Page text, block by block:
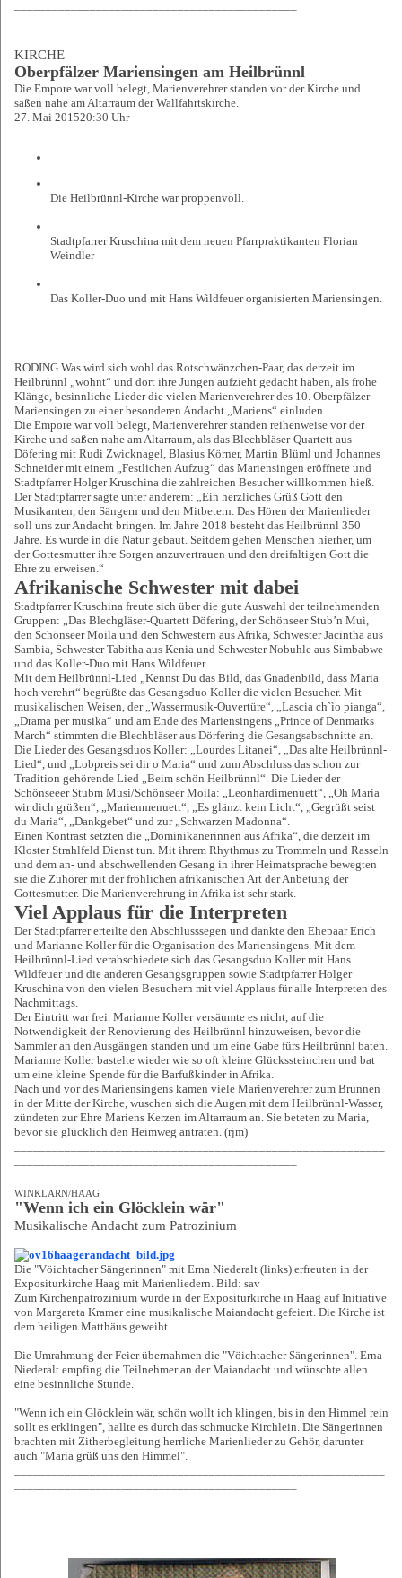
KIRCHE
Oberpfälzer Mariensingen am Heilbrünnl
Die Empore war voll belegt, Marienverehrer standen vor der Kirche und
saßen nahe am Altarraum der Wallfahrtskirche.
27. Mai 201520:30 Uhr
Die Heilbrünnl-Kirche war proppenvoll.
Stadtpfarrer Kruschina mit dem neuen Pfarrpraktikanten Florian
Weindler
Das Koller-Duo und mit Hans Wildfeuer organisierten Mariensingen.
RODING.Was wird sich wohl das Rotschwänzchen-Paar, das derzeit im
Heilbrünnl „wohnt“ und dort ihre Jungen aufzieht gedacht haben, als frohe
Klänge, besinnliche Lieder die vielen Marienverehrer des 10. Oberpfälzer
Mariensingen zu einer besonderen Andacht „Mariens“ einluden.
Die Empore war voll belegt, Marienverehrer standen reihenweise vor der
Kirche und saßen nahe am Altarraum, als das Blechbläser-Quartett aus
Döfering mit Rudi Zwicknagel, Blasius Körner, Martin Blüml und Johannes
Schneider mit einem „Festlichen Aufzug“ das Mariensingen eröffnete und
Stadtpfarrer Holger Kruschina die zahlreichen Besucher willkommen hieß.
Der Stadtpfarrer sagte unter anderem: „Ein herzliches Grüß Gott den
Musikanten, den Sängern und den Mitbetern. Das Hören der Marienlieder
soll uns zur Andacht bringen. Im Jahre 2018 besteht das Heilbrünnl 350
Jahre. Es wurde in die Natur gebaut. Seitdem gehen Menschen hierher, um
der Gottesmutter ihre Sorgen anzuvertrauen und den dreifaltigen Gott die
Ehre zu erweisen.“
Afrikanische Schwester mit dabei
Stadtpfarrer Kruschina freute sich über die gute Auswahl der teilnehmenden
Gruppen: „Das Blechgläser-Quartett Döfering, der Schönseer Stub’n Mui,
den Schönseer Moila und den Schwestern aus Afrika, Schwester Jacintha aus
Sambia, Schwester Tabitha aus Kenia und Schwester Nobuhle aus Simbabwe
und das Koller-Duo mit Hans Wildfeuer.
Mit dem Heilbrünnl-Lied „Kennst Du das Bild, das Gnadenbild, dass Maria
hoch verehrt“ begrüßte das Gesangsduo Koller die vielen Besucher. Mit
musikalischen Weisen, der „Wassermusik-Ouvertüre“, „Lascia ch`ìo pianga“,
„Drama per musika“ und am Ende des Mariensingens „Prince of Denmarks
March“ stimmten die Blechbläser aus Dörfering die Gesangsabschnitte an.
Die Lieder des Gesangsduos Koller: „Lourdes Litanei“, „Das alte Heilbrünnl-
Lied“, und „Lobpreis sei dir o Maria“ und zum Abschluss das schon zur
Tradition gehörende Lied „Beim schön Heilbrünnl“. Die Lieder der
Schönseeer Stubm Musi/Schönseer Moila: „Leonhardimenuett“, „Oh Maria
wir dich grüßen“, „Marienmenuett“, „Es glänzt kein Licht“, „Gegrüßt seist
du Maria“, „Dankgebet“ und zur „Schwarzen Madonna“.
Einen Kontrast setzten die „Dominikanerinnen aus Afrika“, die derzeit im
Kloster Strahlfeld Dienst tun. Mit ihrem Rhythmus zu Trommeln und Rasseln
und dem an- und abschwellenden Gesang in ihrer Heimatsprache bewegten
sie die Zuhörer mit der fröhlichen afrikanischen Art der Anbetung der
Gottesmutter. Die Marienverehrung in Afrika ist sehr stark.
Viel Applaus für die Interpreten
Der Stadtpfarrer erteilte den Abschlusssegen und dankte den Ehepaar Erich
und Marianne Koller für die Organisation des Mariensingens. Mit dem
Heilbrünnl-Lied verabschiedete sich das Gesangsduo Koller mit Hans
Wildfeuer und die anderen Gesangsgruppen sowie Stadtpfarrer Holger
Kruschina von den vielen Besuchern mit viel Applaus für alle Interpreten des
Nachmittags.
Der Eintritt war frei. Marianne Koller versäumte es nicht, auf die
Notwendigkeit der Renovierung des Heilbrünnl hinzuweisen, bevor die
Sammler an den Ausgängen standen und um eine Gabe fürs Heilbrünnl baten.
Marianne Koller bastelte wieder wie so oft kleine Glückssteinchen und bat
um eine kleine Spende für die Barfußkinder in Afrika.
Nach und vor des Mariensingens kamen viele Marienverehrer zum Brunnen
in der Mitte der Kirche, wuschen sich die Augen mit dem Heilbrünnl-Wasser,
zündeten zur Ehre Mariens Kerzen im Altarraum an. Sie beteten zu Maria,
bevor sie glücklich den Heimweg antraten. (rjm)
WINKLARN/HAAG
"Wenn ich ein Glöcklein wär"
Musikalische Andacht zum Patrozinium
Die "Vöichtacher Sängerinnen" mit Erna Niederalt (links) erfreuten in der
Expositurkirche Haag mit Marienliedern. Bild: sav
Zum Kirchenpatrozinium wurde in der Expositurkirche in Haag auf Initiative
von Margareta Kramer eine musikalische Maiandacht gefeiert. Die Kirche ist
dem heiligen Matthäus geweiht.
Die Umrahmung der Feier übernahmen die "Vöichtacher Sängerinnen". Erna
Niederalt empfing die Teilnehmer an der Maiandacht und wünschte allen
eine besinnliche Stunde.
"Wenn ich ein Glöcklein wär, schön wollt ich klingen, bis in den Himmel rein
sollt es erklingen", hallte es durch das schmucke Kirchlein. Die Sängerinnen
brachten mit Zitherbegleitung herrliche Marienlieder zu Gehör, darunter
auch "Maria grüß uns den Himmel".